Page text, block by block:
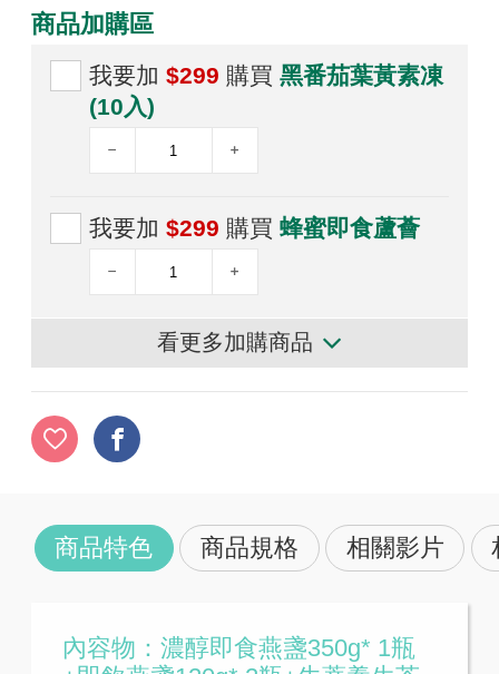
商品加購區
我要加 $299 購買 黑番茄葉黃素凍
(10入)
我要加 $299 購買 蜂蜜即食蘆薈
看更多加購商品
商品特色 商品規格 相關影片
內容物：濃醇即食燕盞350g* 1瓶